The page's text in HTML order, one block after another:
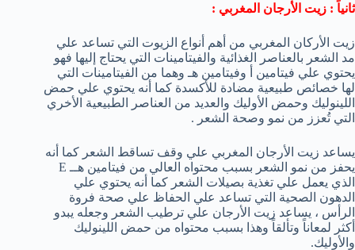
ثانياً : زيت الأرجان المغربي :
زيت الأركان المغربي من أهم أنواع الزيوت التي تساعد علي
مد الشعر بالعناصر الغذائية والفيتامينات التي يحتاج إليها فهو
يحتوي علي فيتامين أ وفيتامين هـ وهما من الفيتامينات التي
لها خصائص طبيعية مضادة للأكسدة كما أنه يحتوي علي حمض
اللينوليك وحمض الأوليك والعديد من العناصر الطبيعية الأخري
التي تُعزز من نمو وصحة الشعر .
يساعد زيت الأرجان المغربي علي وقف تساقط الشعر كما أنه
يحفز من نمو الشعر بسبب محتواه العالي من فيتامين هــ E
الذي يعمل علي تغذية بصيلات الشعر كما أنه يحتوي علي
الدهون الصحية التي تساعد علي الحفاظ علي صحة فروة
الرأس ، يساعد زيت الأرجان علي ترطيب الشعر وجعله يبدو
أكثر لمعاناً وتألقاً وهذا بسبب محتواه من حمض اللينوليك
والأوليك.